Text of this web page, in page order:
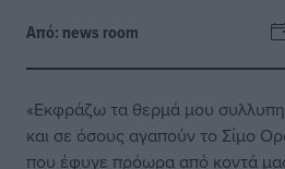
Από: news room
«Εκφράζω τα θερμά μου
και σε όσους αγαπούν το Σίμο
που έφυγε πρόωρα από κοντά μας